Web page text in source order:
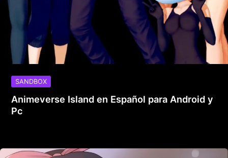
SANDBOX
Animeverse Island en Español para Android y
Pc